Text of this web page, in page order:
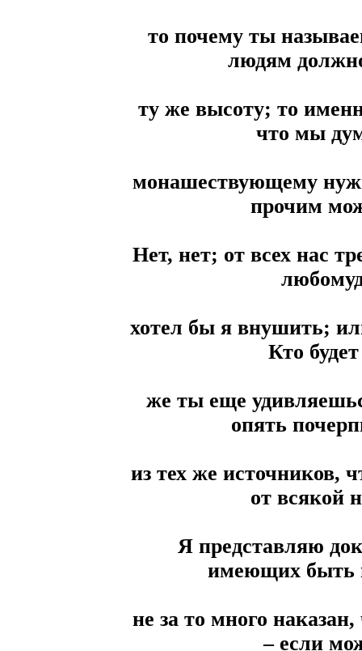
то почему ты
людям
ту же высоту; то
что мы
монашествующему
прочим
Нет, нет; от всех нас
хотел бы я внушить;
Кто
же ты еще
опять
из тех же источников,
от всякой
Я представляю
имеющих быть
не за то много
– если